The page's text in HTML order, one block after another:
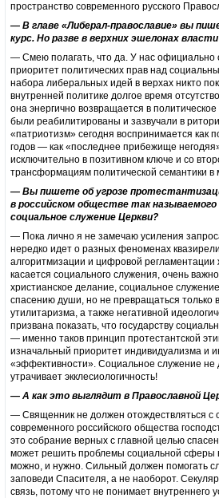
пространство современного русского
— В главе «Либерал-православие» вы
курс. Но разве в верхних эшелонах
— Смею полагать, что да. У нас официально
приоритет политических прав над
набора либеральных идей в верхах никто
внутренней политике долгое время
она энергично возвращается в
были реабилитированы и зазвучали в
«патриотизм» сегодня воспринимается как
годов — как «последнее прибежище
исключительно в позитивном ключе и со
трансформациям политической семантики
— Вы пишете об угрозе
в российском обществе так называемого
социальное служение Церкви?
— Пока лично я не замечаю усиления
нередко идет о разных феноменах
алгоритмизации и цифровой
касается социального служения, очень
христианское делание, социальное
спасению души, но не превращаться только
утилитаризма, а также негативной
призвана показать, что государству
— именно таков принцип протестантской
изначальный приоритет индивидуализма и
«эффективности». Социальное служение не
утрачивает экклесиологичность!
— А как это выглядит в Православной
— Священник не должен отождествляться с
современного российского общества
это собрание верных с главной целью
может решить проблемы социальной сферы
можно, и нужно. Сильный должен помогать
заповеди Спасителя, а не наоборот.
связь, потому что не понимает внутреннего